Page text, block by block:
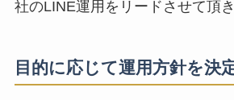
社のLINE運用をリードさせて頂き
目的に応じて運用方針を決